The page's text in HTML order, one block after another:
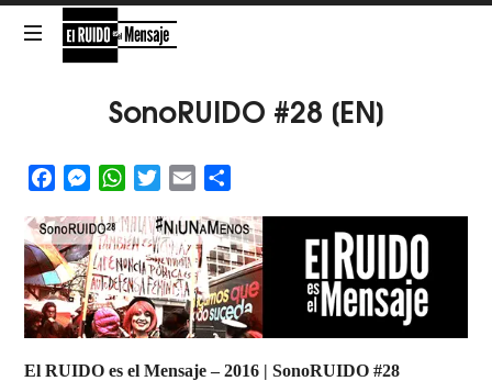
El
el
Mensaje
SonoRUIDO #28 [EN]
FacebookMessengerWhatsAppTwitterEmail
El RUIDO es el Mensaje– 2016 |SonoRUIDO #28